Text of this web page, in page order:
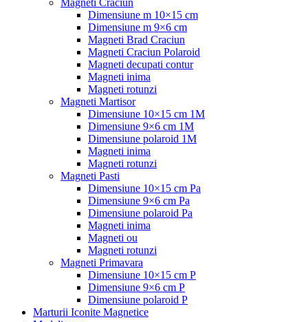
Magneti Craciun
Dimensiune m 10×15 cm
Dimensiune m 9×6 cm
Magneti Brad Craciun
Magneti Craciun Polaroid
Magneti decupati contur
Magneti inima
Magneti rotunzi
Magneti Martisor
Dimensiune 10×15 cm 1M
Dimensiune 9×6 cm 1M
Dimensiune polaroid 1M
Magneti inima
Magneti rotunzi
Magneti Pasti
Dimensiune 10×15 cm Pa
Dimensiune 9×6 cm Pa
Dimensiune polaroid Pa
Magneti inima
Magneti ou
Magneti rotunzi
Magneti Primavara
Dimensiune 10×15 cm P
Dimensiune 9×6 cm P
Dimensiune polaroid P
Marturii Iconite Magnetice